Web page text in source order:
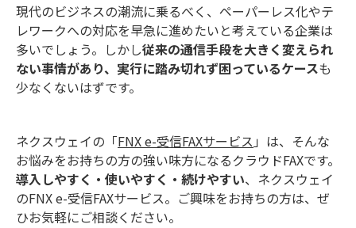
現代のビジネスの潮流に乗るべく、ペーパーレス化やテ
レワークへの対応を早急に進めたいと考えている企業は
多いでしょう。しかし従来の通信手段を大きく変えられ
ない事情があり、実行に踏み切れず困っているケースも
少なくないはずです。
ネクスウェイの「FNX e-受信FAXサービス 」は、そんな
お悩みをお持ちの方の強い味方になるクラウドFAXです。
導入しやすく・使いやすく・続けやすい、ネクスウェイ
のFNX e-受信FAXサービス。ご興味をお持ちの方は、ぜ
ひお気軽にご相談ください。